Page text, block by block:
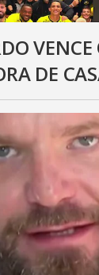
VENCE
DE